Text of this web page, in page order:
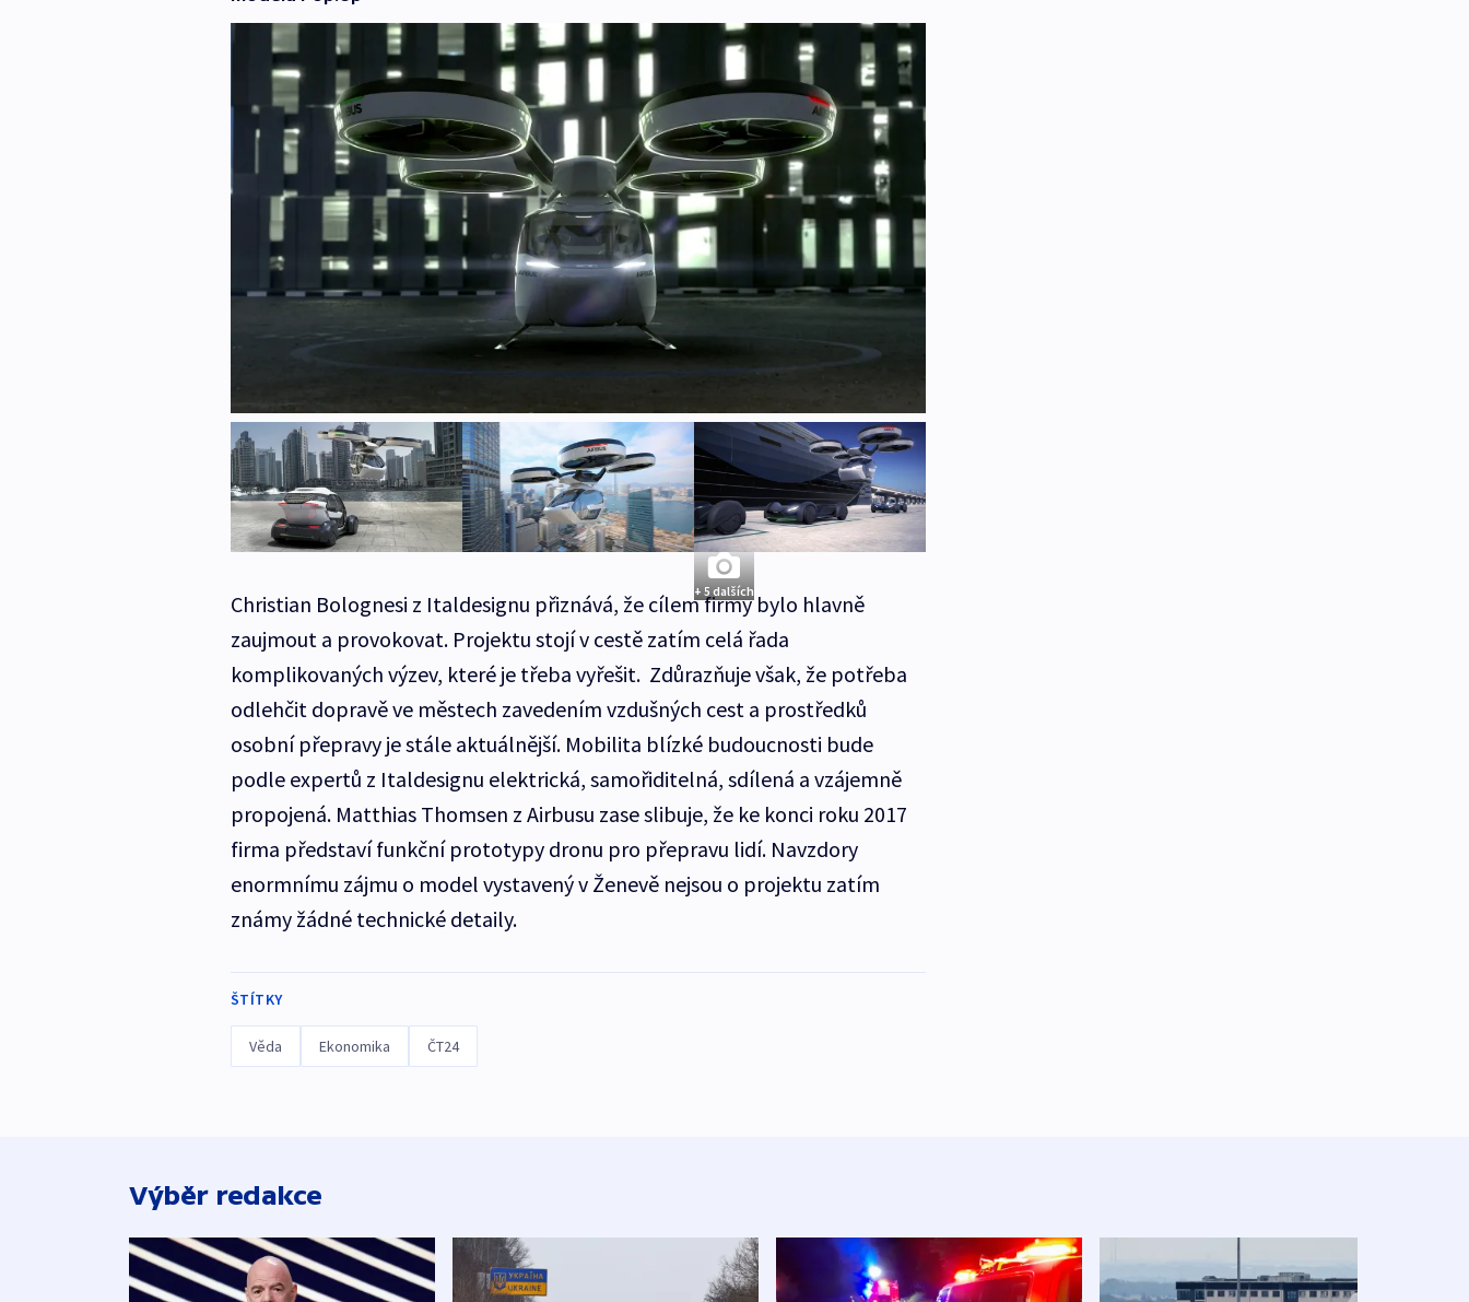
+ 5 dalších
Christian Bolognesi z Italdesignu přiznává, že cílem firmy bylo hlavně
zaujmout a provokovat. Projektu stojí v cestě zatím celá řada
komplikovaných výzev, které je třeba vyřešit. Zdůrazňuje však, že potřeba
odlehčit dopravě ve městech zavedením vzdušných cest a prostředků
osobní přepravy je stále aktuálnější. Mobilita blízké budoucnosti bude
podle expertů z Italdesignu elektrická, samořiditelná, sdílená a vzájemně
propojená. Matthias Thomsen z Airbusu zase slibuje, že ke konci roku 2017
firma představí funkční prototypy dronu pro přepravu lidí. Navzdory
enormnímu zájmu o model vystavený v Ženevě nejsou o projektu zatím
známy žádné technické detaily.
ŠTÍTKY
Věda Ekonomika ČT24
Výběr redakce